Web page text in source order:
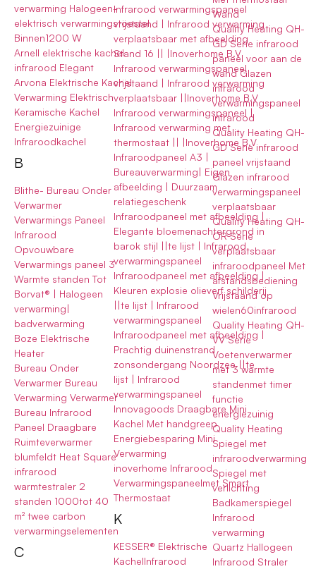
verwarming Halogeen-
elektrisch verwarmingstoestel
Binnen1200 W
Arnell elektrische kachel
infrarood Elegant
Arvona Elektrische Kachel
Verwarming Elektrisch
Keramische Kachel
Energiezuinige
Infraroodkachel
B
Blithe- Bureau Onder
Verwarmer
Verwarmings Paneel
Infrarood
Opvouwbare
Verwarmings paneel 3
Warmte standen Tot
Borvat® | Halogeen
verwarming|
badverwarming
Boze Elektrische
Heater
Bureau Onder
Verwarmer Bureau
Verwarming Verwarmer
Bureau Infrarood
Paneel Draagbare
Ruimteverwarmer
blumfeldt Heat Square
infrarood
warmtestraler 2
standen 1000tot 40
m² twee carbon
verwarmingselementen
C
Infrarood verwarmingspaneel
vrijstaand | Infrarood verwarming
verplaatsbaar met afbeelding
Stand 16 || |Inoverhome B.V
Infrarood verwarmingspaneel
vrijstaand | Infrarood verwarming
verplaatsbaar ||Inoverhome B.V
Infrarood verwarmingspaneel |
Infrarood verwarming met
thermostaat || |Inoverhome B.V
Infraroodpaneel A3 |
Bureauverwarming| Eigen
afbeelding | Duurzaam
relatiegeschenk
Infraroodpaneel met afbeelding |
Elegante bloemenachtergrond in
barok stijl ||te lijst | Infrarood
verwarmingspaneel
Infraroodpaneel met afbeelding |
Kleuren explosie olieverf schilderij
||te lijst | Infrarood
verwarmingspaneel
Infraroodpaneel met afbeelding |
Prachtig duinenstrand
zonsondergang Noordzee ||te
lijst | Infrarood
verwarmingspaneel
Innovagoods Draagbare Mini
Kachel Met handgreep
Energiebesparing Mini
Verwarming
inoverhome Infrarood
Verwarmingspaneelmet Smart
Thermostaat
K
KESSER® Elektrische
KachelInfrarood
Wand
Quality Heating QH-
GD Serie infrarood
paneel voor aan de
wand Glazen
infrarood
verwarmingspaneel
infrarood
Quality Heating QH-
GD Serie infrarood
paneel vrijstaand
Glazen infrarood
verwarmingspaneel
verplaatsbaar
Quality Heating QH-
OR Serie
verplaatsbaar
infraroodpaneel Met
afstandsbediening
Vrijstaand op
wielen60infrarood
Quality Heating QH-
VV Serie
Voetenverwarmer
met 3 warmte
standenmet timer
functie
energiezuinig
Quality Heating
Spiegel met
infraroodverwarming
Spiegel met
verlichting
Badkamerspiegel
Infrarood
verwarming
Quartz Hallogeen
Infrarood Straler